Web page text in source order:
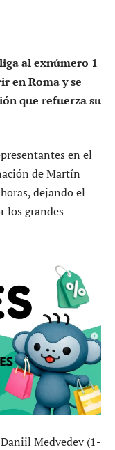
al exnúmero 1
en Roma y se
que refuerza su
en el
de Martín
dejando el
los grandes
Medvedev (1-